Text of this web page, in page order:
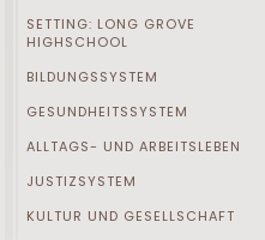
SETTING: LONG GROVE
HIGHSCHOOL
BILDUNGSSYSTEM
GESUNDHEITSSYSTEM
ALLTAGS- UND ARBEITSLEBEN
JUSTIZSYSTEM
KULTUR UND GESELLSCHAFT